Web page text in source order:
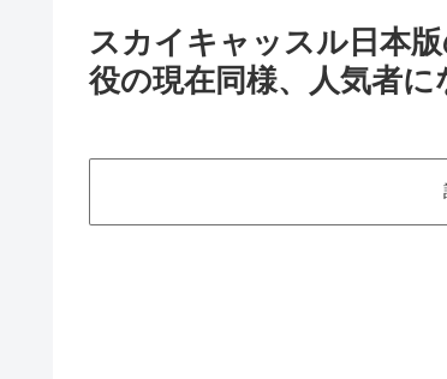
スカイキャッスル日本
役の現在同様、人気者に